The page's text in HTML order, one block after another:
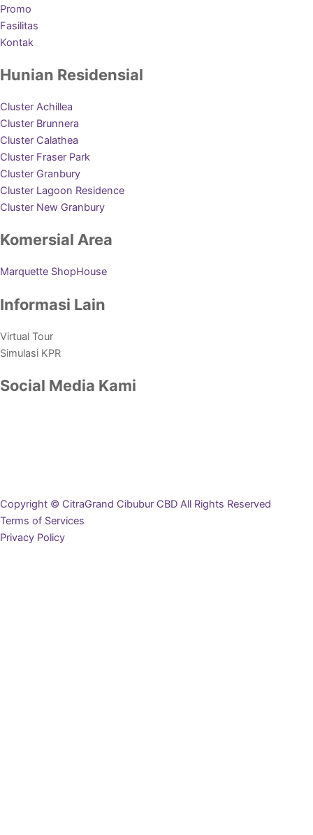
Promo
Fasilitas
Kontak
Hunian Residensial
Cluster Achillea
Cluster Brunnera
Cluster Calathea
Cluster Fraser Park
Cluster Granbury
Cluster Lagoon Residence
Cluster New Granbury
Komersial Area
Marquette ShopHouse
Informasi Lain
Virtual Tour
Simulasi KPR
Social Media Kami
Copyright © CitraGrand Cibubur CBD All Rights Reserved
Terms of Services
Privacy Policy